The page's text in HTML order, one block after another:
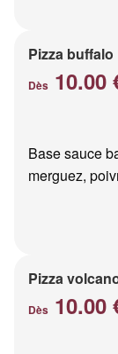
Pizza buffalo
Dès 10.00
Base sauce
merguez,
Pizza
Dès 10.00